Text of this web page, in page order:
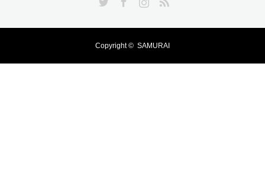
Copyright © SAMURAI